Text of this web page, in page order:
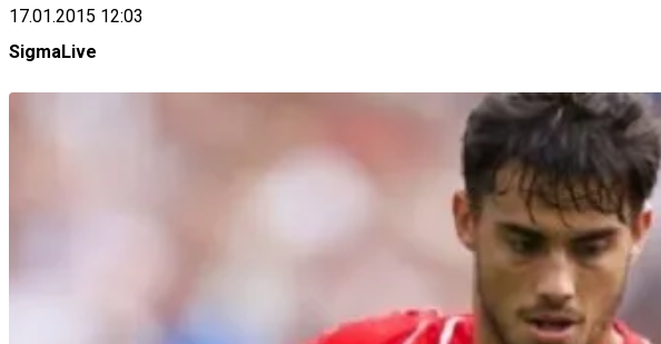
17.01.2015 12:03
SigmaLive